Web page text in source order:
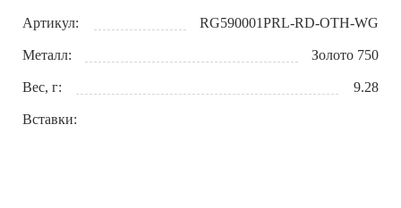
Артикул: RG590001PRL-RD-OTH-WG
Металл: Золото 750
Вес, г: 9.28
Вставки: